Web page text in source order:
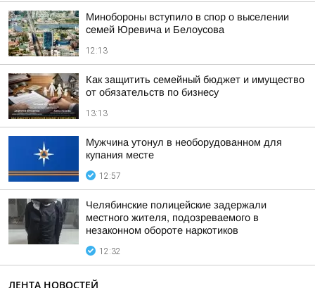
Минобороны вступило в спор о выселении
семей Юревича и Белоусова
12:13
Как защитить семейный бюджет и имущество
от обязательств по бизнесу
13:13
Мужчина утонул в необорудованном для
купания месте
12:57
Челябинские полицейские задержали
местного жителя, подозреваемого в
незаконном обороте наркотиков
12:32
ЛЕНТА НОВОСТЕЙ